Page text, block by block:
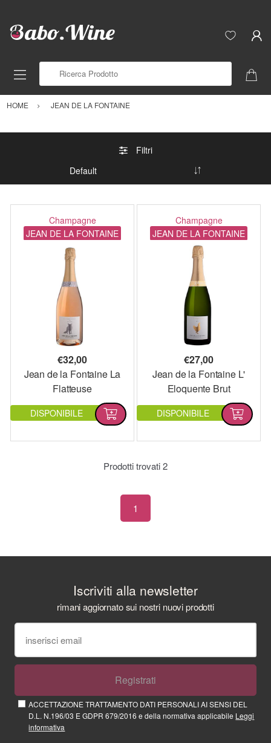
HOME JEAN DE LA FONTAINE
Filtri
Champagne
JEAN DE LA FONTAINE
€32,00
Jean de la Fontaine La
Flatteuse
DISPONIBILE
Champagne
JEAN DE LA FONTAINE
€27,00
Jean de la Fontaine L'
Eloquente Brut
DISPONIBILE
Prodotti trovati2
1
Iscriviti alla newsletter
rimani aggiornato sui nostri nuovi prodotti
Registrati
ACCETTAZIONE TRATTAMENTO DATI PERSONALI AI SENSI DEL
D.L. N.196/03 E GDPR 679/2016 e della normativa applicabile Leggi
informativa